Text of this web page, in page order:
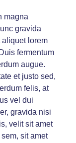
magna
gravida
aliquet lorem
fermentum
augue.
et justo sed,
felis, at
vel dui
gravida nisi
velit sit amet
sit amet